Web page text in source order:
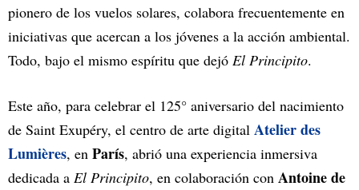
pionero de los vuelos solares, colabora frecuentemente en
iniciativas que acercan a los jóvenes a la acción ambiental.
Todo, bajo el mismo espíritu que dejó El Principito.
Este año, para celebrar el 125° aniversario del nacimiento
de Saint Exupéry, el centro de arte digital Atelier des
Lumières, en París, abrió una experiencia inmersiva
dedicada a El Principito, en colaboración con Antoine de